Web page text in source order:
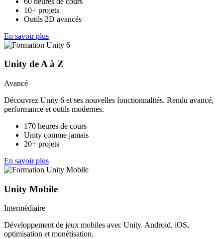
10+ projets
Outils 2D avancés
En savoir plus
Unity de A à Z
Avancé
Découvrez Unity 6 et ses nouvelles fonctionnalités. Rendu avancé,
performance et outils modernes.
170 heures de cours
Unity comme jamais
20+ projets
En savoir plus
Unity Mobile
Intermédiaire
Développement de jeux mobiles avec Unity. Android, iOS,
optimisation et monétisation.